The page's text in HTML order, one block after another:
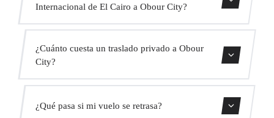
Internacional de El Cairo a Obour City?
¿Cuánto cuesta un traslado privado a Obour
City?
Usa nuestro formulario de reserva para obtener un precio
fijo al instante. Sin cargos ocultos.
¿Qué pasa si mi vuelo se retrasa?